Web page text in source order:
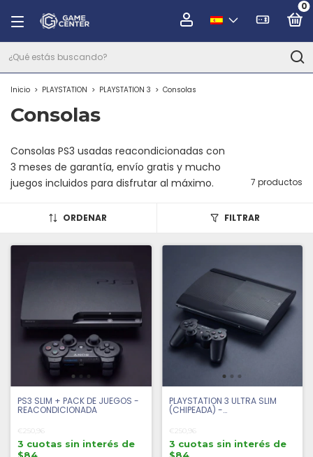
0
Inicio > PLAYSTATION > PLAYSTATION 3 > Consolas
Consolas
Consolas PS3 usadas reacondicionadas con
3 meses de garantía, envío gratis y mucho
juegos incluidos para disfrutar al máximo.
7 productos
ORDENAR FILTRAR
PS3 SLIM + PACK DE JUEGOS -
REACONDICIONADA
€250,96
3 cuotas sin interés de
$84
PLAYSTATION 3 ULTRA SLIM
(CHIPEADA) -
€250,96
3 cuotas sin interés de
$84